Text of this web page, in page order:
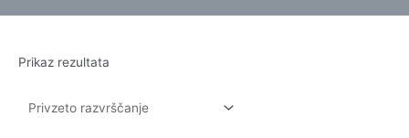
Prikaz rezultata